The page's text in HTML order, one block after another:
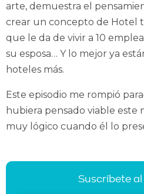
arte, demuestra el
crear un concepto de Hotel
que le da de vivir a 10
su esposa… Y lo mejor ya
hoteles más.
Este episodio me rompió
hubiera pensado viable este
muy lógico cuando él lo
Suscríbete